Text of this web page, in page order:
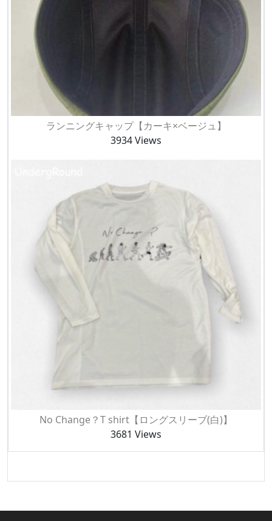
ランニングキャップ【カーキ×ベージュ】
3934 Views
No Change？T shirt【ロングスリーブ(白)】
3681 Views